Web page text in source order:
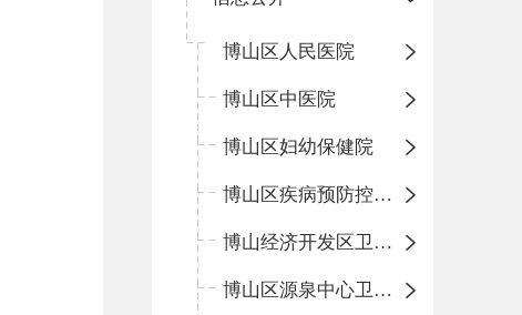
​博山区人民医院
博山区中医院
博山区妇幼保健院
博山区疾病预防控制中心
博山经济开发区卫生院
博山区源泉中心卫生院（博山区第二人民医院）